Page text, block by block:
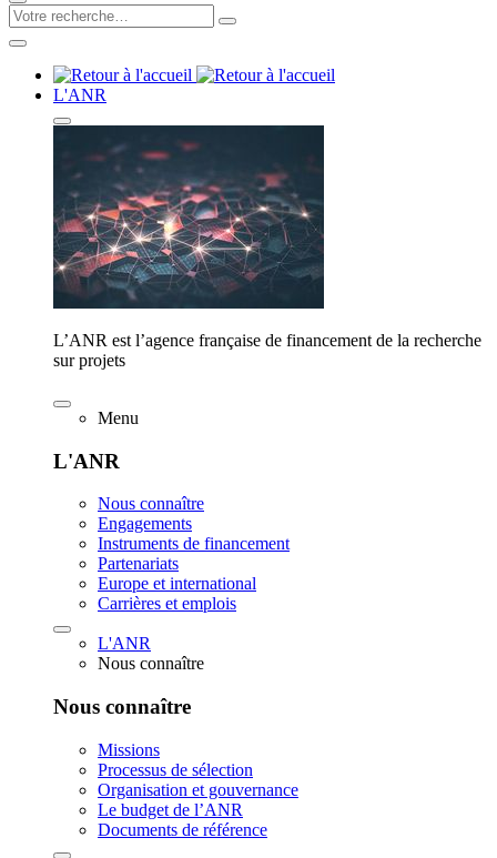
L'ANR
L’ANR est l’agence française de financement de la recherche
sur projets
Menu
L'ANR
Nous connaître
Engagements
Instruments de financement
Partenariats
Europe et international
Carrières et emplois
L'ANR
Nous connaître
Nous connaître
Missions
Processus de sélection
Organisation et gouvernance
Le budget de l’ANR
Documents de référence